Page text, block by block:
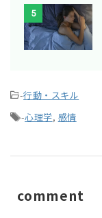
5
-行動・スキル
-心理学, 感情
comment